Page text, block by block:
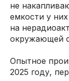
не
емкости у
на
окружающей
Опытное
2025 году,